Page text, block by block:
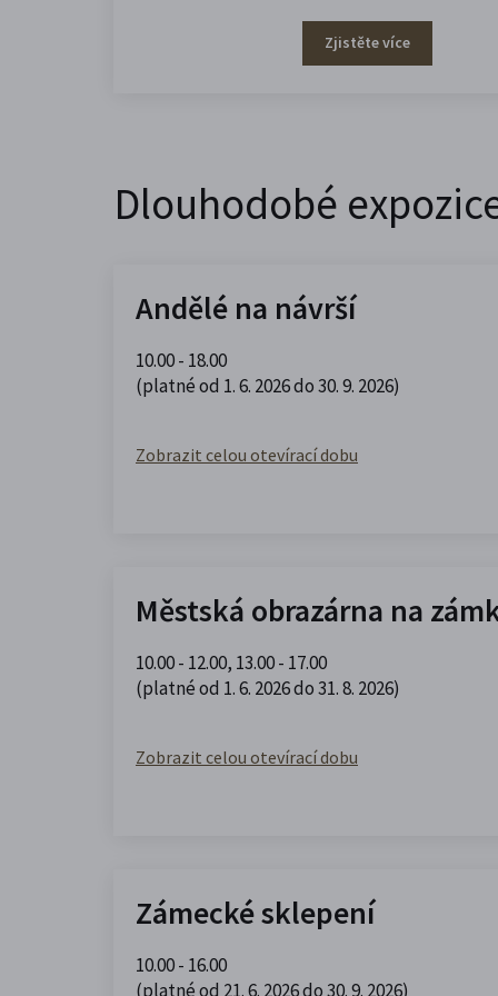
Zjistěte více
Dlouhodobé
Andělé na návrší
10.00 - 18.00
(platné od 1. 6. 2026 do 30. 9. 2026)
Zobrazit celou otevírací dobu
Městská obrazárna na
10.00 - 12.00, 13.00 - 17.00
(platné od 1. 6. 2026 do 31. 8. 2026)
Zobrazit celou otevírací dobu
Zámecké sklepení
10.00 - 16.00
(platné od 21. 6. 2026 do 30. 9. 2026)